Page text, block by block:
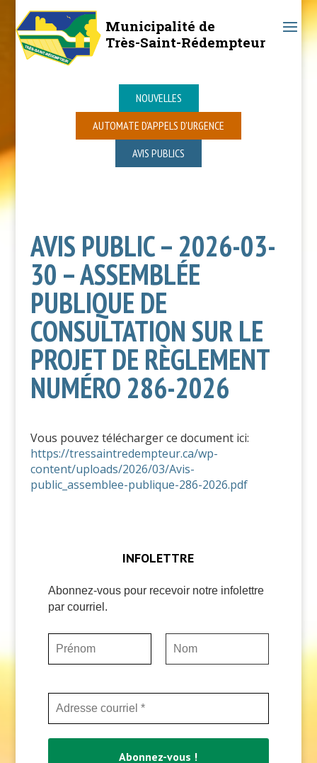
Municipalité de
Très-Saint-Rédempteur
NOUVELLES
AUTOMATE D’APPELS D’URGENCE
AVIS PUBLICS
AVIS PUBLIC – 2026-03-
30 – ASSEMBLÉE
PUBLIQUE DE
CONSULTATION SUR LE
PROJET DE RÈGLEMENT
NUMÉRO 286-2026
Vous pouvez télécharger ce document ici:
https://tressaintredempteur.ca/wp-
content/uploads/2026/03/Avis-
public_assemblee-publique-286-2026.pdf
INFOLETTRE
Abonnez-vous pour recevoir notre infolettre
par courriel.